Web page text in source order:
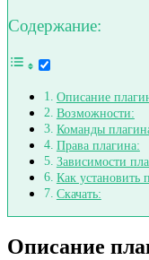
Содержание:
Описание
Возможности:
Команды
Права плагина:
Зависимости
Как установить
Скачать:
Описание